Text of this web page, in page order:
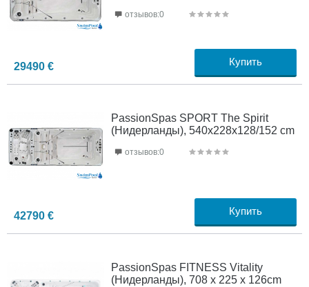
29490 € Купить
отзывов:0
PassionSpas SPORT The Spirit
(Нидерланды), 540х228х128/152 cm
42790 € Купить
отзывов:0
PassionSpas FITNESS Vitality
(Нидерланды), 708 х 225 х 126cm